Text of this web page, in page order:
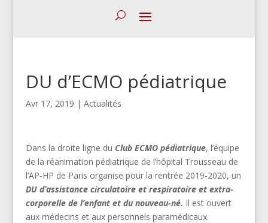
DU d’ECMO pédiatrique
Avr 17, 2019 | Actualités
Dans la droite ligne du Club ECMO pédiatrique, l’équipe
de la réanimation pédiatrique de l’hôpital Trousseau de
l’AP-HP de Paris organise pour la rentrée 2019-2020, un
DU d’assistance circulatoire et respiratoire et extra-
corporelle de l’enfant et du nouveau-né. Il est ouvert
aux médecins et aux personnels paramédicaux.